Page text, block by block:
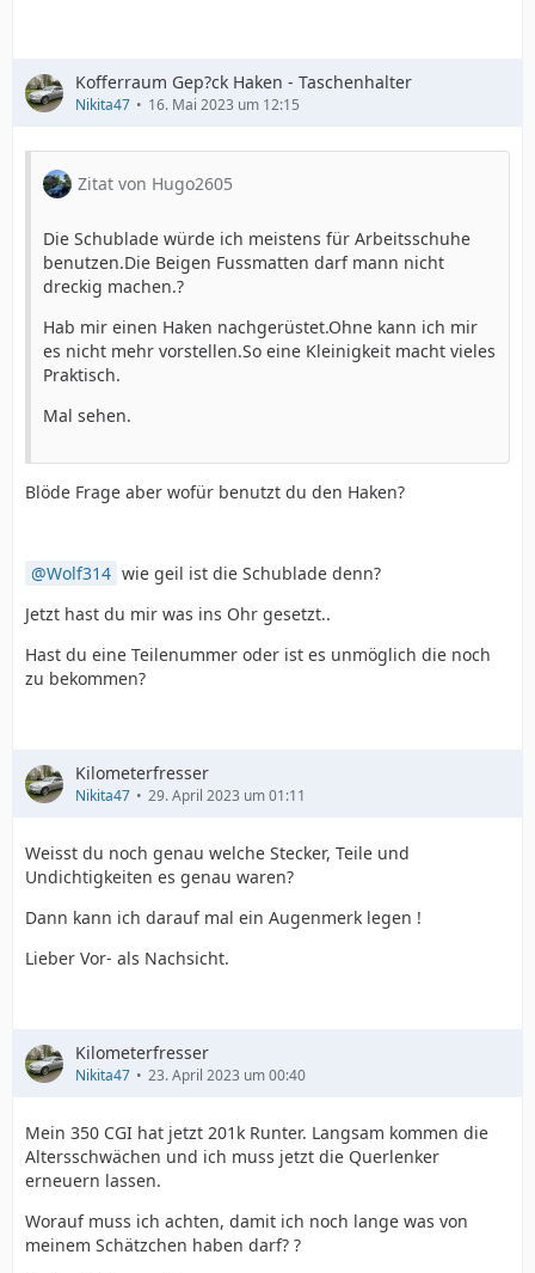
Kofferraum Gep?ck Haken - Taschenhalter
Nikita47 16. Mai 2023 um 12:15
Zitat von Hugo2605
Die Schublade würde ich meistens für Arbeitsschuhe
benutzen.Die Beigen Fussmatten darf mann nicht
dreckig machen.?
Hab mir einen Haken nachgerüstet.Ohne kann ich mir
es nicht mehr vorstellen.So eine Kleinigkeit macht vieles
Praktisch.
Mal sehen.
Blöde Frage aber wofür benutzt du den Haken?
Wolf314 wie geil ist die Schublade denn?
Jetzt hast du mir was ins Ohr gesetzt..
Hast du eine Teilenummer oder ist es unmöglich die noch
zu bekommen?
Kilometerfresser
Nikita47 29. April 2023 um 01:11
Weisst du noch genau welche Stecker, Teile und
Undichtigkeiten es genau waren?
Dann kann ich darauf mal ein Augenmerk legen !
Lieber Vor- als Nachsicht.
Kilometerfresser
Nikita47 23. April 2023 um 00:40
Mein 350 CGI hat jetzt 201k Runter. Langsam kommen die
Altersschwächen und ich muss jetzt die Querlenker
erneuern lassen.
Worauf muss ich achten, damit ich noch lange was von
meinem Schätzchen haben darf? ?